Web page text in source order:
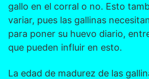
gallo en el corral o no. Esto
variar, pues las gallinas
para poner su huevo diario,
que pueden influir en esto.
La edad de madurez de las